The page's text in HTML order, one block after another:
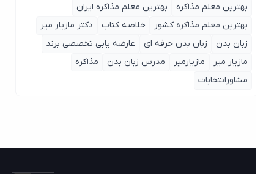
بهترین معلم مذاکره
بهترین معلم مذاکره ایران
بهترین معلم مذاکره کشور
خلاصه کتاب
دکتر مازیار میر
زبان بدن
زبان بدن حرفه ای
عارضه یابی تخصصی برند
مازیار میر
مازیارمیر مدرس زبان بدن
مذاکره
مشاورانتخابات